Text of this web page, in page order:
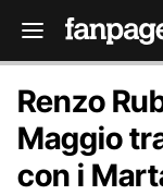
Renzo
Maggio
con i